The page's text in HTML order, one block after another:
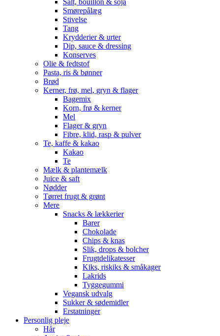
Salt, bouillon & soja
Smørepålæg
Stivelse
Tang
Krydderier & urter
Dip, sauce & dressing
Konserves
Olie & fedtstof
Pasta, ris & bønner
Brød
Kerner, frø, mel, gryn & flager
Bagemix
Korn, frø & kerner
Mel
Flager & gryn
Fibre, klid, rasp & pulver
Te, kaffe & kakao
Kakao
Te
Mælk & plantemælk
Juice & saft
Nødder
Tørret frugt & grønt
Mere
Snacks & lækkerier
Barer
Chokolade
Chips & knas
Slik, drops & bolcher
Frugtdelikatesser
Kiks, riskiks & småkager
Lakrids
Tyggegummi
Vegansk udvalg
Sukker & sødemidler
Erstatninger
Personlig pleje
Hår